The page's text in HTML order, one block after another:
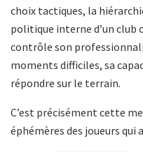
choix tactiques, la
politique interne d’un club
contrôle son
moments difficiles, sa
répondre sur le terrain.
C’est précisément cette
éphémères des joueurs